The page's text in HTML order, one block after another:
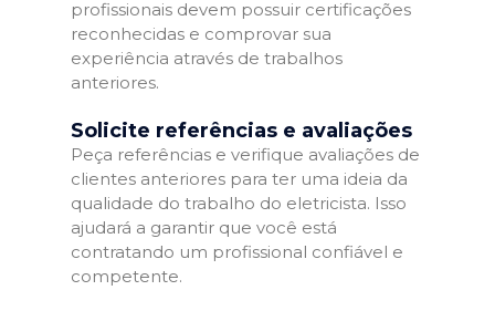
profissionais devem possuir certificações
reconhecidas e comprovar sua
experiência através de trabalhos
anteriores.
Solicite referências e avaliações
Peça referências e verifique avaliações de
clientes anteriores para ter uma ideia da
qualidade do trabalho do eletricista. Isso
ajudará a garantir que você está
contratando um profissional confiável e
competente.